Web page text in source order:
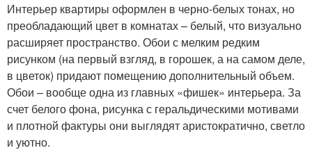
Интерьер квартиры оформлен в черно-белых тонах, но
преобладающий цвет в комнатах – белый, что визуально
расширяет пространство. Обои с мелким редким
рисунком (на первый взгляд, в горошек, а на самом деле,
в цветок) придают помещению дополнительный объем.
Обои – вообще одна из главных «фишек» интерьера. За
счет белого фона, рисунка с геральдическими мотивами
и плотной фактуры они выглядят аристократично, светло
и уютно.